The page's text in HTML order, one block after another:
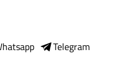
Telegram